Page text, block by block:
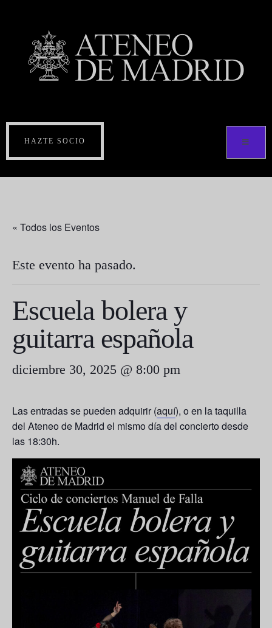
HAZTE SOCIO
« Todos los Eventos
Este evento ha pasado.
Escuela bolera y
guitarra española
diciembre 30, 2025 @ 8:00 pm
Las entradas se pueden adquirir (aquí), o en la taquilla
del Ateneo de Madrid el mismo día del concierto desde
las 18:30h.